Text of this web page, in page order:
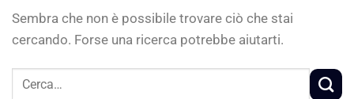
Sembra che non è possibile trovare ciò che stai
cercando. Forse una ricerca potrebbe aiutarti.